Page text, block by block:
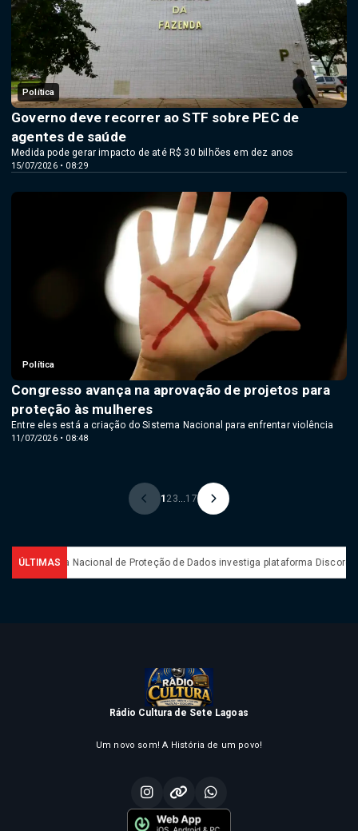
Política
15/07/2026 • 08:29
Governo deve recorrer ao STF sobre PEC de
agentes de saúde
Medida pode gerar impacto de até R$ 30 bilhões em dez anos
Política
11/07/2026 • 08:48
Congresso avança na aprovação de projetos para
proteção às mulheres
Entre eles está a criação do Sistema Nacional para enfrentar violência
1 2 3 17
ÚLTIMAS
Nacional de Proteção de Dados investiga plataforma Discord AGU
Rádio Cultura de Sete Lagoas
Um novo som! A História de um povo!